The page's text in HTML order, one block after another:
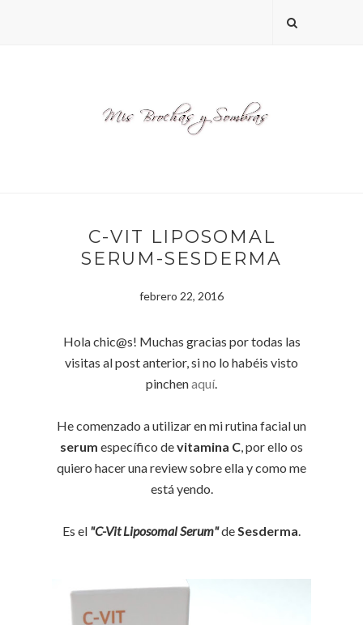
C-VIT LIPOSOMAL
SERUM-SESDERMA
febrero 22, 2016
Hola chic@s! Muchas gracias por todas las
visitas al post anterior, si no lo habéis visto
pinchenaquí.
He comenzado a utilizar en mi rutina facial un
serum específico devitamina C, por ello os
quiero hacer una review sobre ella y como me
está yendo.
Es el "C-Vit Liposomal Serum"deSesderma.